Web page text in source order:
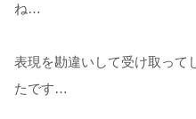
ね…
表現を勘違いして受け取って
たです…